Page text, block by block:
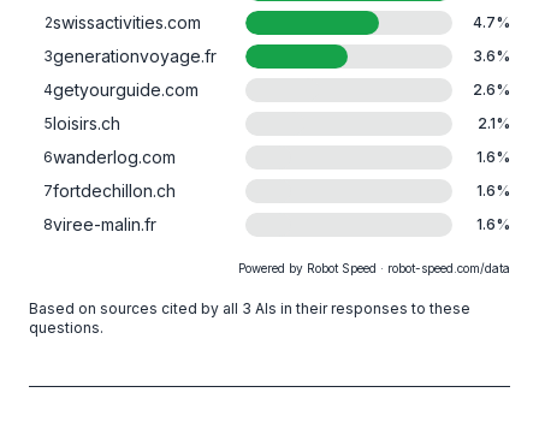
2swissactivities.com 4.7%
3generationvoyage.fr 3.6%
4getyourguide.com 2.6%
5loisirs.ch 2.1%
6wanderlog.com 1.6%
7fortdechillon.ch 1.6%
8viree-malin.fr 1.6%
Powered by Robot Speed · robot-speed.com/data
Based on sources cited by all 3 AIs in their responses to these
questions.